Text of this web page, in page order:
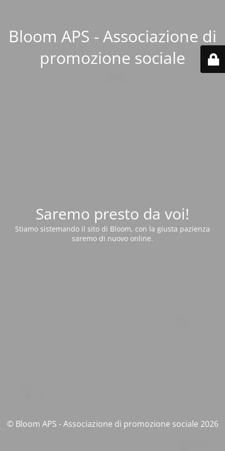
Bloom APS - Associazione di
promozione sociale
Saremo presto da voi!
Stiamo sistemando il sito di Bloom, con la giusta pazienza
saremo di nuovo online.
© Bloom APS - Associazione di promozione sociale 2026